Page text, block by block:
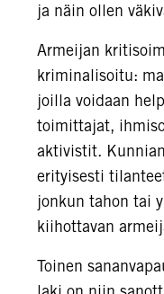
ja näin ollen
Armeijan
kriminalisoitu:
joilla voidaan
toimittajat,
aktivistit.
erityisesti
jonkun tahon tai
kiihottavan
Toinen